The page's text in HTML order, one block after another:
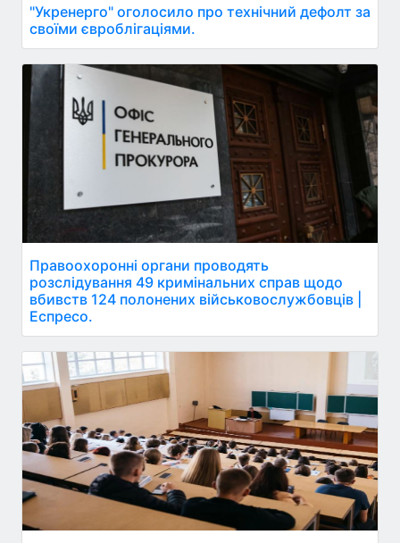
"Укренерго" оголосило про технічний дефолт за
своїми євроблігаціями.
Правоохоронні органи проводять
розслідування 49 кримінальних справ щодо
вбивств 124 полонених військовослужбовців |
Еспресо.